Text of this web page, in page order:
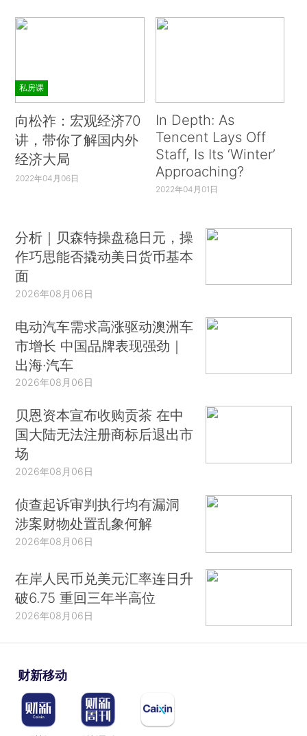
私房课
向松祚：宏观经济70
讲，带你了解国内外
经济大局
2022年04月06日
In Depth: As
Tencent Lays Off
Staff, Is Its ‘Winter’
Approaching?
2022年04月01日
分析｜贝森特操盘稳日元，操
作巧思能否撬动美日货币基本
面
2026年08月06日
电动汽车需求高涨驱动澳洲车
市增长 中国品牌表现强劲｜
出海·汽车
2026年08月06日
贝恩资本宣布收购贡茶 在中
国大陆无法注册商标后退出市
场
2026年08月06日
侦查起诉审判执行均有漏洞
涉案财物处置乱象何解
2026年08月06日
在岸人民币兑美元汇率连日升
破6.75 重回三年半高位
2026年08月06日
财新移动